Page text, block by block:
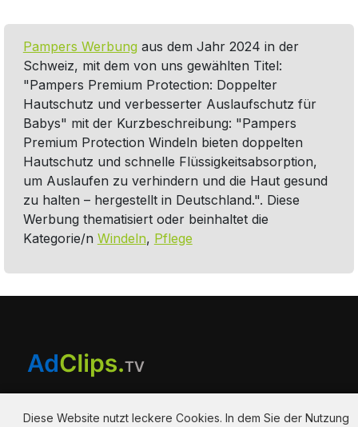
Diese Website nutzt leckere Cookies. In dem Sie der Nutzung
zustimmen, ermöglichen Sie uns den bestmöglichen Service,
und akzeptieren die Speicherung der Kekse.
Datenschutzerklärung
Pampers Werbung aus dem Jahr 2024 in der
Schweiz, mit dem von uns gewählten Titel:
"Pampers Premium Protection: Doppelter
Hautschutz und verbesserter Auslaufschutz für
Babys" mit der Kurzbeschreibung: "Pampers
Premium Protection Windeln bieten doppelten
Hautschutz und schnelle Flüssigkeitsabsorption,
um Auslaufen zu verhindern und die Haut gesund
zu halten – hergestellt in Deutschland.". Diese
Werbung thematisiert oder beinhaltet die
Kategorie/n Windeln, Pflege